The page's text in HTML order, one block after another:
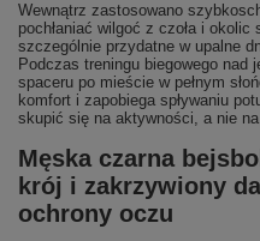
Wewnątrz zastosowano
pochłaniać wilgoć z czoła i okolic
szczególnie przydatne w upalne
Podczas treningu biegowego nad
spaceru po mieście w pełnym
komfort i zapobiega spływaniu
skupić się na aktywności, a nie na
Męska czarna
krój i zakrzywiony
ochrony oczu